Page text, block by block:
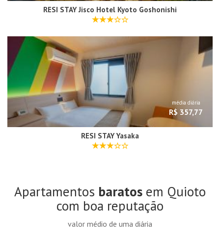
RESI STAY Jisco Hotel Kyoto Goshonishi
média diária
R$ 357,77
RESI STAY Yasaka
Apartamentos baratos em Quioto
com boa reputação
valor médio de uma diária